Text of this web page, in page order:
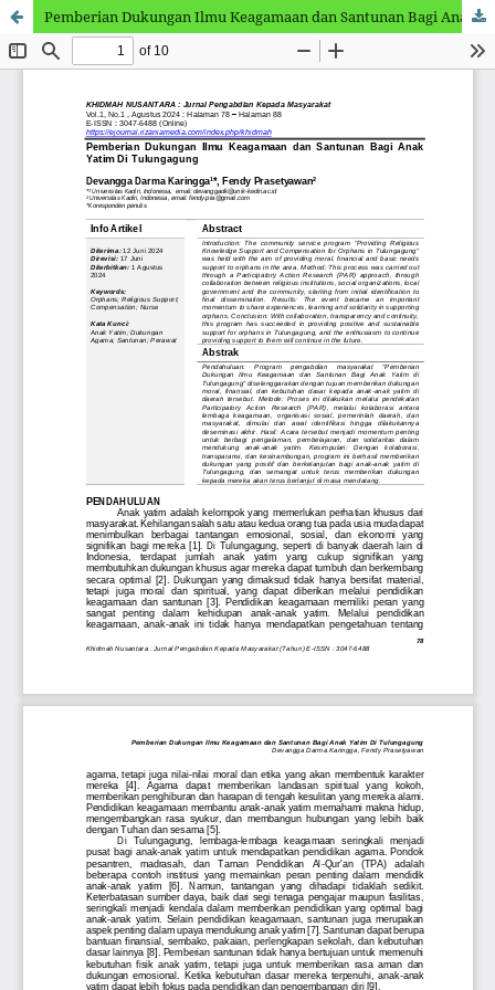
Pemberian Dukungan Ilmu Keagamaan dan Santunan Bagi Anak Yatim Di Tulungagung